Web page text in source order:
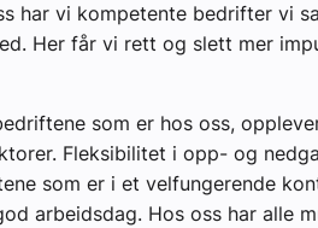
har vi kompetente bedrifter vi
Her får vi rett og slett mer
som er hos oss,
Fleksibilitet i opp- og
som er i et velfungerende
arbeidsdag. Hos oss har alle